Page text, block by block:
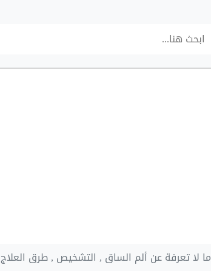
ما لا تعرفة عن ألم الساق , التشخيص , طرق العلاج